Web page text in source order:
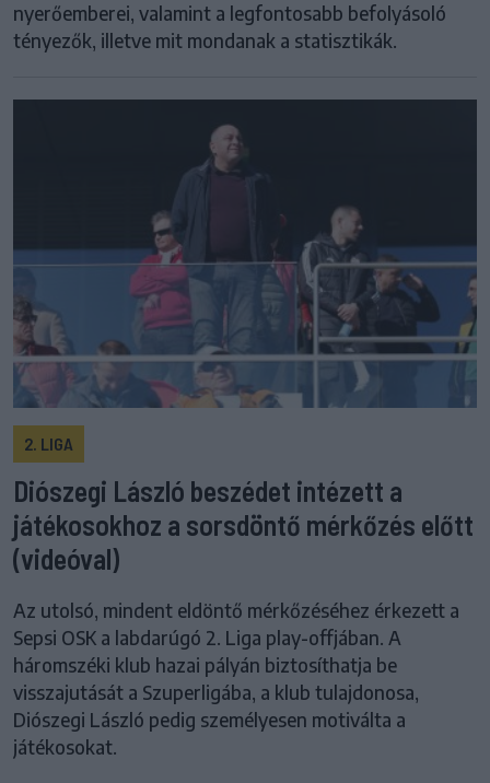
nyerőemberei, valamint a legfontosabb befolyásoló
tényezők, illetve mit mondanak a statisztikák.
2. LIGA
Diószegi László beszédet intézett a
játékosokhoz a sorsdöntő mérkőzés előtt
(videóval)
Az utolsó, mindent eldöntő mérkőzéséhez érkezett a
Sepsi OSK a labdarúgó 2. Liga play-offjában. A
háromszéki klub hazai pályán biztosíthatja be
visszajutását a Szuperligába, a klub tulajdonosa,
Diószegi László pedig személyesen motiválta a
játékosokat.